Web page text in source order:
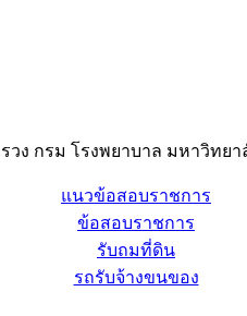
ง กรม โรงพยาบาล มหาวิท
แนวข้อสอบราชการ
ข้อสอบราชการ
รับถมที่ดิน
รถรับจ้างขนของ